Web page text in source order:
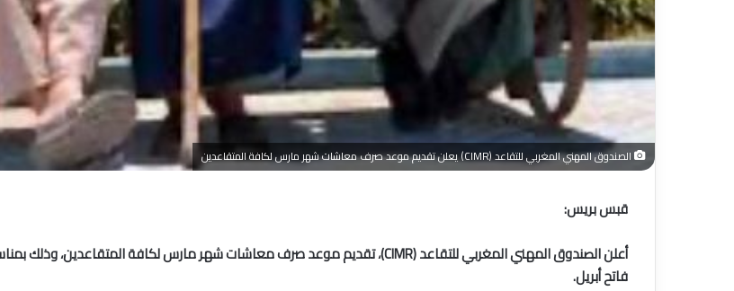
الصندوق المهني المغربي للتقاعد (CIMR) يعلن تقديم موعد صرف معاشات شهر مارس لكافة المتقاعدين
قبس بريس:
فاتح أبريل.